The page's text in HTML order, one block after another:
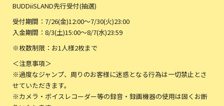
BUDDiiSLAND先行受付(抽選)
受付期間：7/26(金)12:00～7/30(火)23:00
入金期間：8/3(土)15:00～8/7(水)23:59
※枚数制限：お1人様2枚まで
＜注意事項＞
※過度なジャンプ、周りのお客様に迷惑となる行為は一切禁止とさ
せていただきます。
※カメラ・ボイスレコーダー等の録音・録画機器の使用は固くお断